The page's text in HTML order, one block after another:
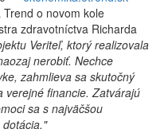
o novom kole
zdravotníctva Richarda
Veriteľ, ktorý realizovala
nerobiť. Nechce
zahmlieva sa skutočný
verejné financie. Zatvárajú
sa s najväčšou